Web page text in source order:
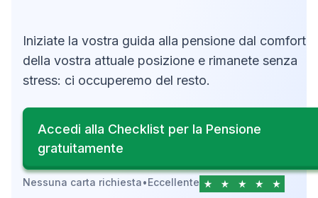
Iniziate la vostra guida alla pensione dal comfort
della vostra attuale posizione e rimanete senza
stress: ci occuperemo del resto.
Accedi alla Checklist per la Pensione
gratuitamente
Nessuna carta richiesta•Eccellente